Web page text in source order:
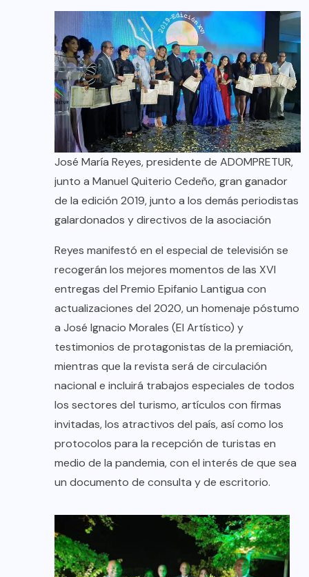
José María Reyes, presidente de ADOMPRETUR,
junto a Manuel Quiterio Cedeño, gran ganador
de la edición 2019, junto a los demás periodistas
galardonados y directivos de la asociación
Reyes manifestó en el especial de televisión se
recogerán los mejores momentos de las XVI
entregas del Premio Epifanio Lantigua con
actualizaciones del 2020, un homenaje póstumo
a José Ignacio Morales (El Artístico) y
testimonios de protagonistas de la premiación,
mientras que la revista será de circulación
nacional e incluirá trabajos especiales de todos
los sectores del turismo, artículos con firmas
invitadas, los atractivos del país, así como los
protocolos para la recepción de turistas en
medio de la pandemia, con el interés de que sea
un documento de consulta y de escritorio.